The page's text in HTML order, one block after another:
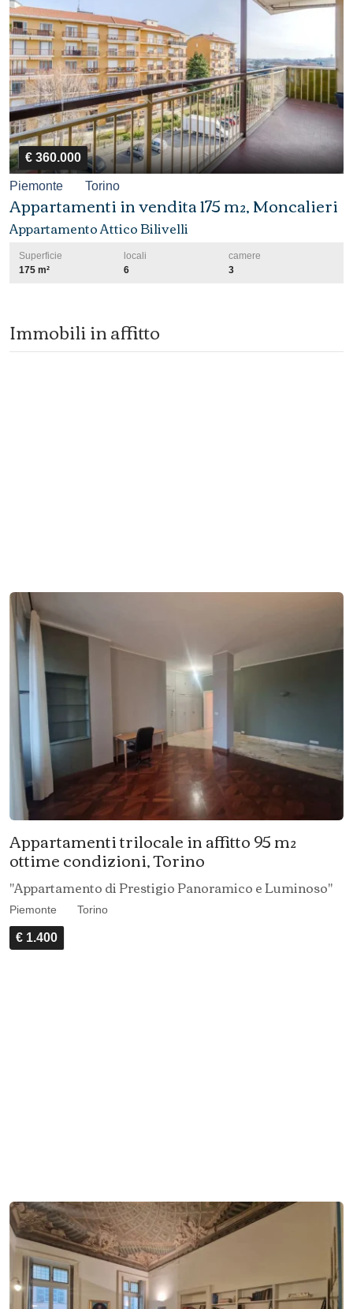
€ 360.000
Piemonte Torino
Appartamenti in vendita 175 m², Moncalieri
Appartamento Attico Bilivelli
Superficie
175 m²
locali
6
camere
3
Immobili in affitto
Appartamenti trilocale in affitto 95 m²
ottime condizioni, Torino
"Appartamento di Prestigio Panoramico e Luminoso"
Piemonte Torino
€ 1.400